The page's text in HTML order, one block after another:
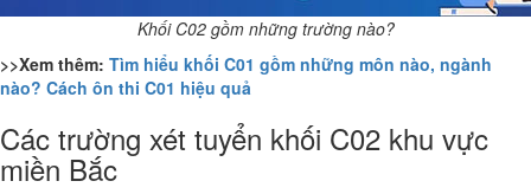
Khối C02 gồm những trường nào?
>>Xem thêm: Tìm hiểu khối C01 gồm những môn nào, ngành
nào? Cách ôn thi C01 hiệu quả
Các trường xét tuyển khối C02 khu vực
miền Bắc